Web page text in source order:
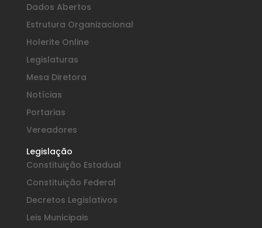
Dados Abertos
Estrutura Organizacional
Holerite Online
Legislaturas
Mesa Diretora
Notícias
Portarias
Vereadores
Legislação
Constituição Estadual
Constituição Federal
Decretos Legislativos
Leis Municipais